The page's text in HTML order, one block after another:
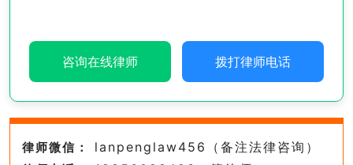
咨询在线律师 拨打律师电话
律师微信： lanpenglaw456（备注法律咨询）